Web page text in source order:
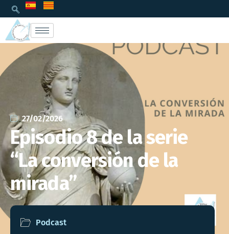
27/02/2026
Episodio 8 de la serie
“La conversión de la
mirada”
Podcast